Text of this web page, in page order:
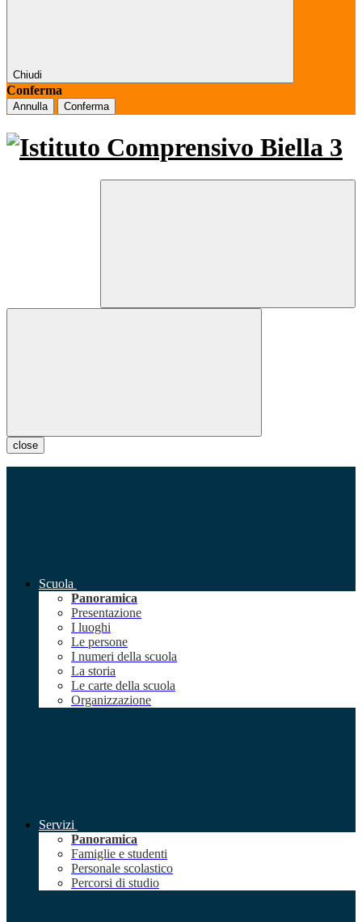
Chiudi
Conferma
Annulla Conferma
close
Scuola
Panoramica
Presentazione
I luoghi
Le persone
I numeri della scuola
La storia
Le carte della scuola
Organizzazione
Servizi
Panoramica
Famiglie e studenti
Personale scolastico
Percorsi di studio